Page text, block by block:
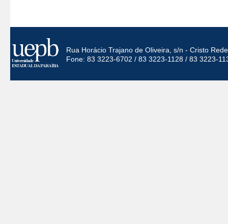
Rua Horácio Trajano de Oliveira, s/n - Cristo
Fone: 83 3223-6702 / 83 3223-1128 / 83 3223-